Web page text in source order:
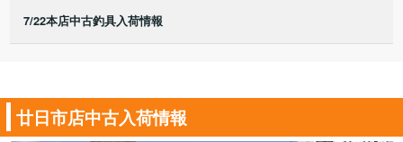
7/22本店中古釣具入荷情報
廿日市店中古入荷情報